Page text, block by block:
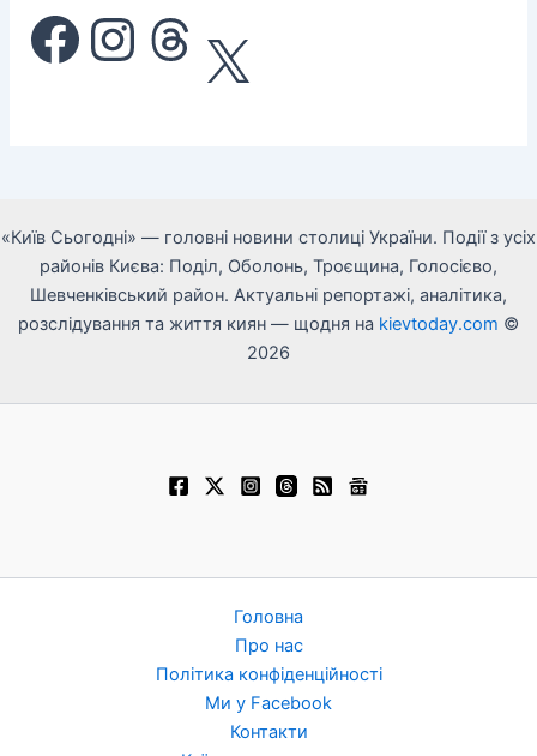
Facebook Instagram Threads X
«Київ Сьогодні» — головні новини столиці України. Події з усіх
районів Києва: Поділ, Оболонь, Троєщина, Голосієво,
Шевченківський район. Актуальні репортажі, аналітика,
розслідування та життя киян — щодня на kievtoday.com ©
2026
Головна
Про нас
Політика конфіденційності
Ми у Facebook
Контакти